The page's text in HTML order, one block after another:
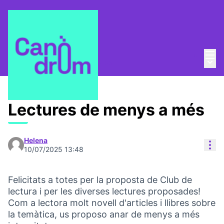
Club de lectura Propostes
Lectures de menys a més
Helena
10/07/2025 13:48
Felicitats a totes per la proposta de Club de
lectura i per les diverses lectures proposades!
Com a lectora molt novell d'articles i llibres sobre
la temàtica, us proposo anar de menys a més